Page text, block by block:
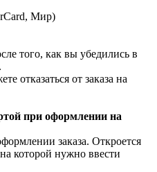
Мир)
того, как вы убедились в
отказаться от заказа на
при оформлении на
заказа. Откроется
которой нужно ввести